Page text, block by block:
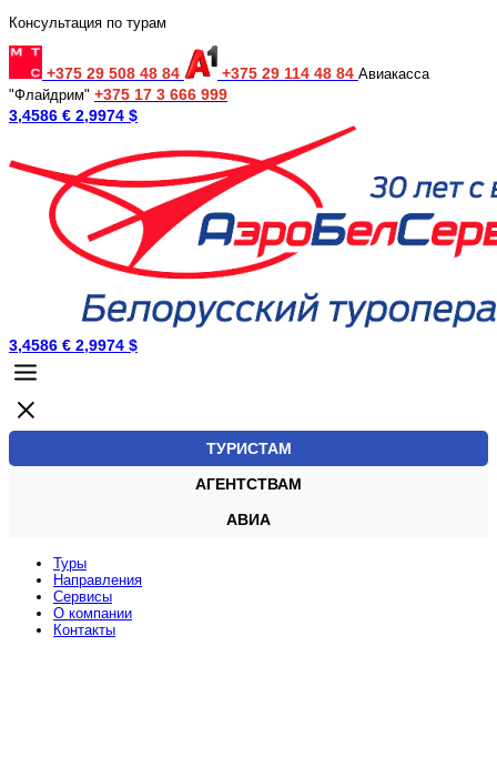
Консультация по турам
+375 29 508 48 84 +375 29 114 48 84 Авиакасса
"Флайдрим" +375 17 3 666 999
3,4586 € 2,9974 $
3,4586 € 2,9974 $
ТУРИСТАМ
АГЕНТСТВАМ
АВИА
Туры
Направления
Сервисы
O компании
Контакты